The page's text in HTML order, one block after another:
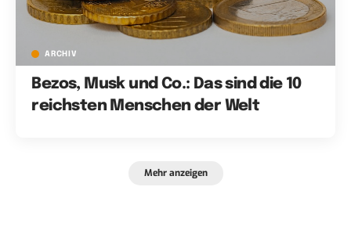
ARCHIV
Bezos, Musk und Co.: Das sind die 10
reichsten Menschen der Welt
Mehr anzeigen